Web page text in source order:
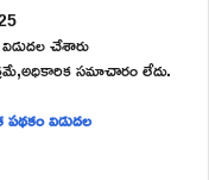
చేశారు
సమాచారం లేదు.
విడుదల